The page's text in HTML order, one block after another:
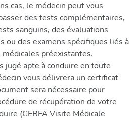
cas, le médecin peut vous
des tests complémentaires,
sanguins, des évaluations
ou des examens spécifiques liés à
médicales préexistantes.
jugé apte à conduire en toute
vous délivrera un certificat
sera nécessaire pour
de récupération de votre
(CERFA Visite Médicale